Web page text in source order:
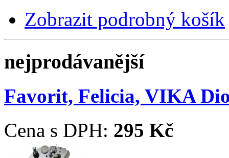
Zobrazit podrobný košík
nejprodávanější
Favorit, Felicia, VIKA
Cena s DPH: 295 Kč